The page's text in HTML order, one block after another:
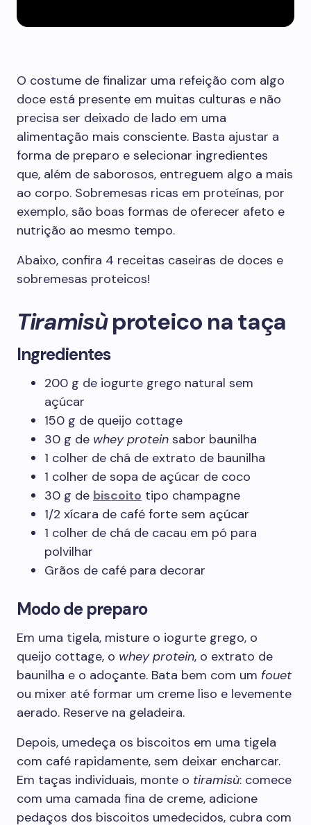
O costume de finalizar uma refeição com algo
doce está presente em muitas culturas e não
precisa ser deixado de lado em uma
alimentação mais consciente. Basta ajustar a
forma de preparo e selecionar ingredientes
que, além de saborosos, entreguem algo a mais
ao corpo. Sobremesas ricas em proteínas, por
exemplo, são boas formas de oferecer afeto e
nutrição ao mesmo tempo.
Abaixo, confira 4 receitas caseiras de doces e
sobremesas proteicos!
Tiramisùproteico na taça
Ingredientes
200 g de iogurte grego natural sem
açúcar
150 g de queijo cottage
30 g de whey protein sabor baunilha
1 colher de chá de extrato de baunilha
1 colher de sopa de açúcar de coco
30 g de biscoito tipo champagne
1/2 xícara de café forte sem açúcar
1 colher de chá de cacau em pó para
polvilhar
Grãos de café para decorar
Modo de preparo
Em uma tigela, misture o iogurte grego, o
queijo cottage, o whey protein, o extrato de
baunilha e o adoçante. Bata bem com um fouet
ou mixer até formar um creme liso e levemente
aerado. Reserve na geladeira.
Depois, umedeça os biscoitos em uma tigela
com café rapidamente, sem deixar encharcar.
Em taças individuais, monte o tiramisù: comece
com uma camada fina de creme, adicione
pedaços dos biscoitos umedecidos, cubra com